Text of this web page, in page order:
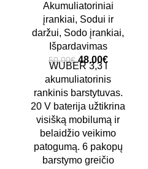
Akumuliatoriniai
įrankiai, Sodui ir
daržui, Sodo įrankiai,
Išpardavimas
50.00€ 48.00€
WUBER 3,3 l
akumuliatorinis
rankinis barstytuvas.
20 V baterija užtikrina
visišką mobilumą ir
belaidžio veikimo
patogumą. 6 pakopų
barstymo greičio